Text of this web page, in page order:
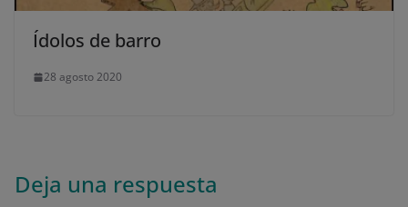
Ídolos de barro
28 agosto 2020
Deja una respuesta